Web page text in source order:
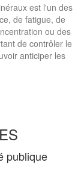
est l'un des
de fatigue, de
ou des
de contrôler le
anticiper les
publique